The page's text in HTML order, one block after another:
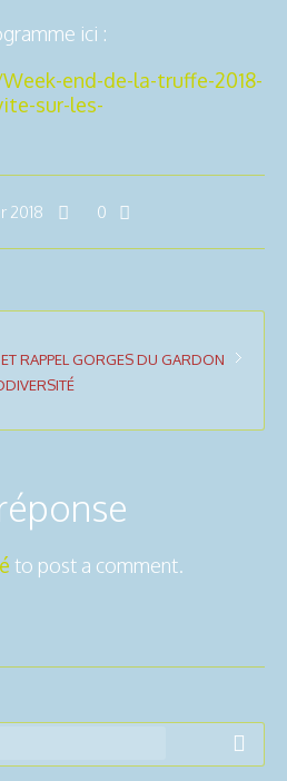
ici :
end-de-la-truffe-2018-
sur-les-
2018 0
RAPPEL GORGES DU GARDON
to post a comment.